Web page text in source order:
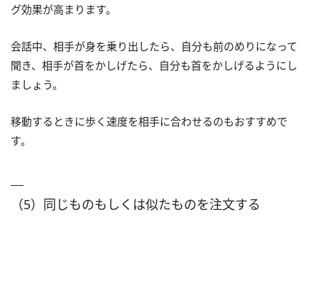
グ効果が高まります。
会話中、相手が身を乗り出したら、自分も前のめりになって
聞き、相手が首をかしげたら、自分も首をかしげるようにし
ましょう。
移動するときに歩く速度を相手に合わせるのもおすすめで
す。
（5）同じものもしくは似たものを注文する